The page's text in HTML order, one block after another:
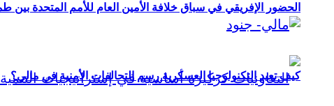
الحضور الإفريقي في سباق خلافة الأمين العام للأمم المتحدة بين
كيف تعيد التكنولوجيا العسكرية رسم التحالفات الأمنية في مالي؟